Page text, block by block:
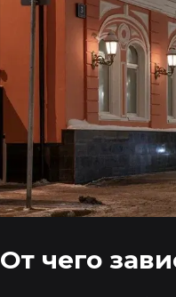
От чего